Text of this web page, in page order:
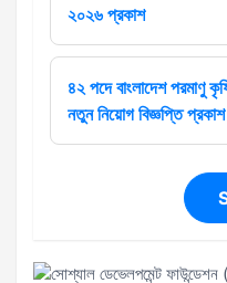
২০২৬ প্রকাশ
৪২ পদে বাংলাদেশ পরমাণু
নতুন নিয়োগ বিজ্ঞপ্তি প্রকাশ